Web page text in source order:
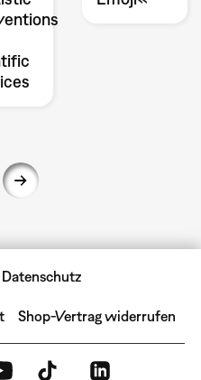
Datenschutz
Shop-Vertrag widerrufen